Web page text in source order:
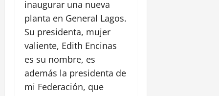
inaugurar una nueva
planta en General Lagos.
Su presidenta, mujer
valiente, Edith Encinas
es su nombre, es
además la presidenta de
mi Federación, que